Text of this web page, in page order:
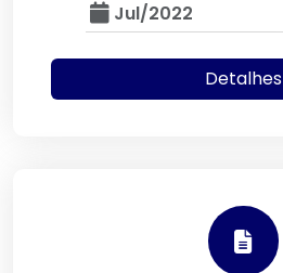
Jul/2022
Detalhes